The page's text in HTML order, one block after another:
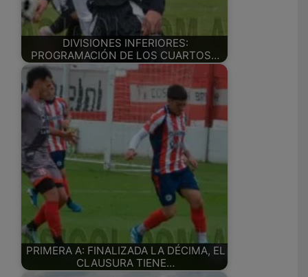
DIVISIONES INFERIORES:
PROGRAMACIÓN DE LOS CUARTOS…
PRIMERA A: FINALIZADA LA DÉCIMA, EL
CLAUSURA TIENE…